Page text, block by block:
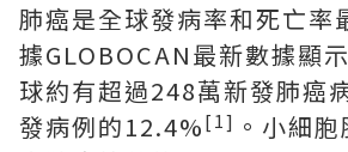
肺癌是全球發病率和死亡率
據GLOBOCAN最新數據顯
球約有超過248萬新發肺癌
發病例的12.4%[1] 。小細胞